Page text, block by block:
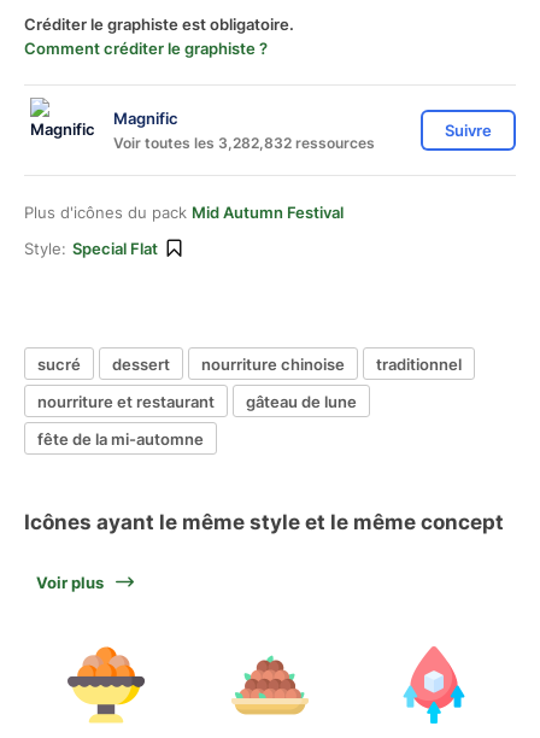
Créditer le graphiste est obligatoire.
Comment créditer le graphiste ?
Magnific
Voir toutes les 3,282,832 ressources
Suivre
Plus d'icônes du pack Mid Autumn Festival
Style: Special Flat
sucré dessert nourriture chinoise
traditionnel
nourriture et restaurant
gâteau de lune
fête de la mi-automne
Icônes ayant le même style et le même concept
Voir plus